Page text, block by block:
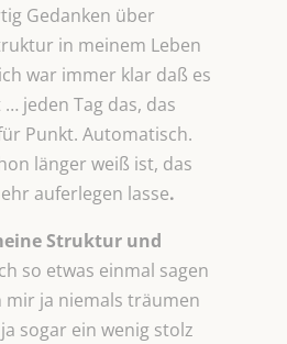
Gedanken über
in meinem Leben
war immer klar daß es
jeden Tag das, das
Punkt. Automatisch.
länger weiß ist, das
auferlegen lasse.
Struktur und
so etwas einmal sagen
mir ja niemals träumen
sogar ein wenig stolz